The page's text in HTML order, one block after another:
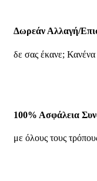
Δωρεάν Αλλαγή/
δε σας έκανε;
100% Ασφάλεια
με όλους τους